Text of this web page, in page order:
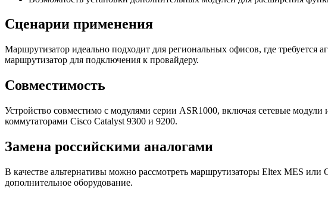
Сценарии применения
Маршрутизатор идеально подходит для региональных офисов, где
маршрутизатор для подключения к провайдеру.
Совместимость
Устройство совместимо с модулями серии ASR1000, включая сетевые
коммутаторами Cisco Catalyst 9300 и 9200.
Замена российскими аналогами
В качестве альтернативы можно рассмотреть маршрутизаторы Eltex MES
дополнительное оборудование.